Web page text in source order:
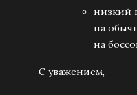
низкий
на
на
С уважением,